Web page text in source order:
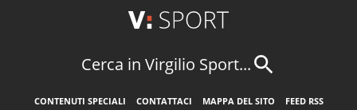
Cerca in Virgilio Sport...
CONTENUTI SPECIALI CONTATTACI MAPPA DEL SITO FEED RSS